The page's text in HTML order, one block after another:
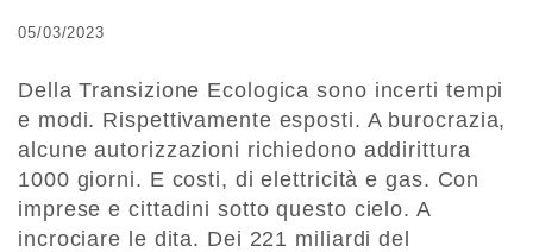
05/03/2023
Della Transizione Ecologica sono incerti tempi
e modi. Rispettivamente esposti. A burocrazia,
alcune autorizzazioni richiedono addirittura
1000 giorni. E costi, di elet­tricità e gas. Con
imprese e cittadini sotto questo cielo. A
incrociare le dita. Dei 221 miliardi del